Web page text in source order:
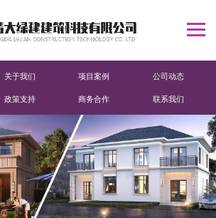
关于我们 项目案例 公司动态
政策支持 商务合作 联系我们